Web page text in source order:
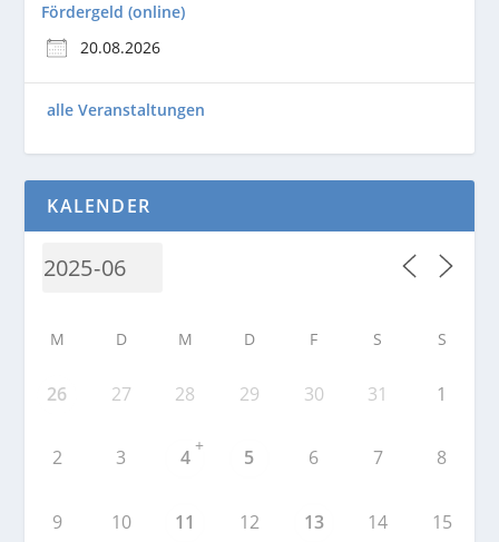
Fördergeld (online)
20.08.2026
alle Veranstaltungen
KALENDER
M D M D F S S
26 27 28 29 30 31 1
2 3 4
+
5 6 7 8
9 10 11 12 13 14 15